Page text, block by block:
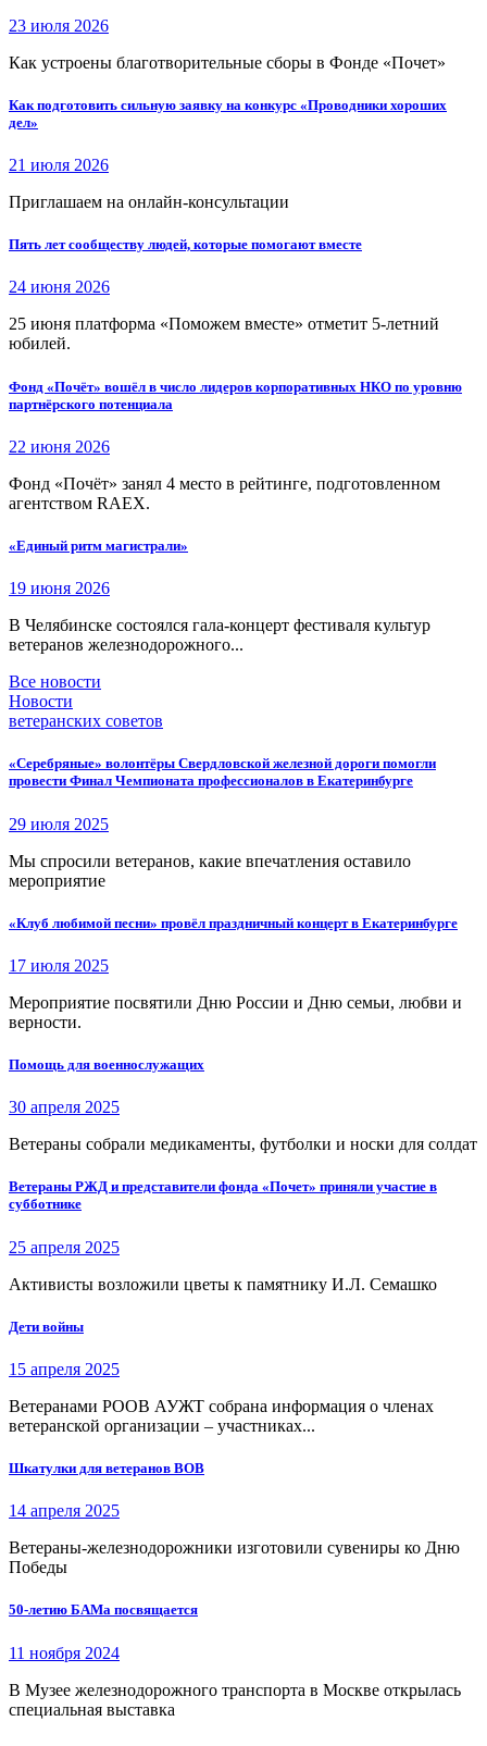
23 июля 2026
Как устроены благотворительные сборы в Фонде «Почет»
Как подготовить сильную заявку на конкурс «Проводники хороших
дел»
21 июля 2026
Приглашаем на онлайн-консультации
Пять лет сообществу людей, которые помогают вместе
24 июня 2026
25 июня платформа «Поможем вместе» отметит 5-летний
юбилей.
Фонд «Почёт» вошёл в число лидеров корпоративных НКО по уровню
партнёрского потенциала
22 июня 2026
Фонд «Почёт» занял 4 место в рейтинге, подготовленном
агентством RAEX.
«Единый ритм магистрали»
19 июня 2026
В Челябинске состоялся гала-концерт фестиваля культур
ветеранов железнодорожного...
Все новости
Новости
ветеранских советов
«Серебряные» волонтёры Свердловской железной дороги помогли
провести Финал Чемпионата профессионалов в Екатеринбурге
29 июля 2025
Мы спросили ветеранов, какие впечатления оставило
мероприятие
«Клуб любимой песни» провёл праздничный концерт в Екатеринбурге
17 июля 2025
Мероприятие посвятили Дню России и Дню семьи, любви и
верности.
Помощь для военнослужащих
30 апреля 2025
Ветераны собрали медикаменты, футболки и носки для солдат
Ветераны РЖД и представители фонда «Почет» приняли участие в
субботнике
25 апреля 2025
Активисты возложили цветы к памятнику И.Л. Семашко
Дети войны
15 апреля 2025
Ветеранами РООВ АУЖТ собрана информация о членах
ветеранской организации – участниках...
Шкатулки для ветеранов ВОВ
14 апреля 2025
Ветераны-железнодорожники изготовили сувениры ко Дню
Победы
50-летию БАМа посвящается
11 ноября 2024
В Музее железнодорожного транспорта в Москве открылась
специальная выставка